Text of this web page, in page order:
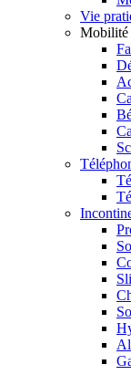
Vie
Mobilité